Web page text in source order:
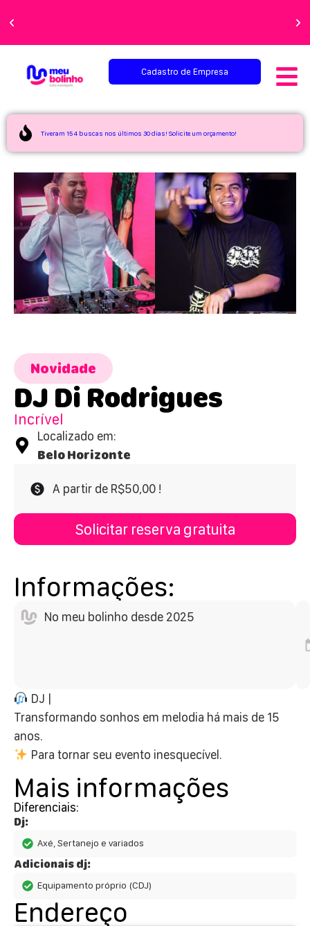
perfeita!
Cadastro de Empresa
Tiveram 154 buscas nos últimos 30 dias! Solicite um orçamento!
Novidade
DJ Di Rodrigues
Incrível
Localizado em:
Belo Horizonte
A partir de R$50,00 !
Solicitar reserva gratuita
Informações:
No meu bolinho desde 2025
DJ |
Transformando sonhos em melodia há mais de 15
anos.
Para tornar seu evento inesquecível.
Mais informações
Diferenciais:
Dj:
Axé, Sertanejo e variados
Adicionais dj:
Equipamento próprio (CDJ)
Endereço